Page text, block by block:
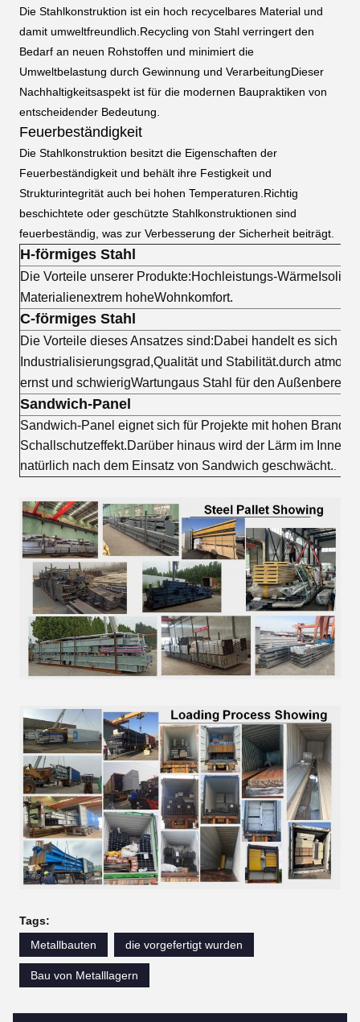
Die Stahlkonstruktion ist ein hoch recycelbares Material und
damit umweltfreundlich.Recycling von Stahl verringert den
Bedarf an neuen Rohstoffen und minimiert die
Umweltbelastung durch Gewinnung und VerarbeitungDieser
Nachhaltigkeitsaspekt ist für die modernen Baupraktiken von
entscheidender Bedeutung.
Feuerbeständigkeit
Die Stahlkonstruktion besitzt die Eigenschaften der
Feuerbeständigkeit und behält ihre Festigkeit und
Strukturintegrität auch bei hohen Temperaturen.Richtig
beschichtete oder geschützte Stahlkonstruktionen sind
feuerbeständig, was zur Verbesserung der Sicherheit beiträgt.
H-förmiges Stahl
Die Vorteile unserer Produkte:Hochleistungs-Wärme
Materialienextrem hoheWohnkomfort.
C-förmiges Stahl
Die Vorteile dieses Ansatzes sind:Dabei handelt es sich
Industrialisierungsgrad,Qualität und Stabilität.durch
ernst und schwierigWartungaus Stahl für den Außenbereich
Sandwich-Panel
Sandwich-Panel eignet sich für Projekte mit hohen
Schallschutzeffekt.Darüber hinaus wird der Lärm im
natürlich nach dem Einsatz von Sandwich geschwächt..
Tags:
Metallbauten
die vorgefertigt wurden
Bau von Metalllagern